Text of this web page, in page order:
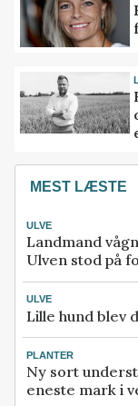
MEST LÆSTE
ULVE
Landmand
Ulven stod på
ULVE
Lille hund blev
PLANTER
Ny sort
eneste mark i